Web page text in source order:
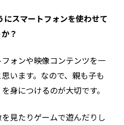
スマートフォンを使わせて
？
ォンや映像コンテンツを一
います。なので、親も子も
身につけるのが大切です。
見たりゲームで遊んだりし